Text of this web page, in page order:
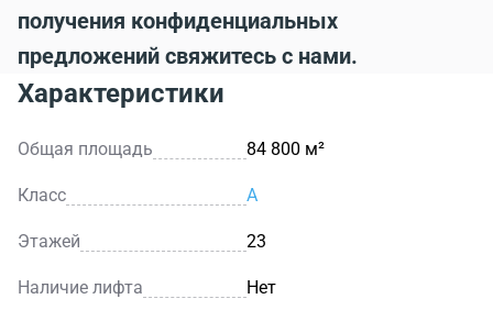
получения конфиденциальных
предложений свяжитесь с нами.
Характеристики
Общая площадь 84 800 м²
Класс A
Этажей 23
Наличие лифта Нет